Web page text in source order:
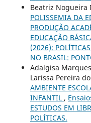
Beatriz Nogueira
POLISSEMIA DA
PRODUÇÃO
EDUCAÇÃO
(2026):
NO BRASIL:
Adalgisa
Larissa Pereira
AMBIENTE
INFANTIL ,
ESTUDOS EM
POLÍTICAS.